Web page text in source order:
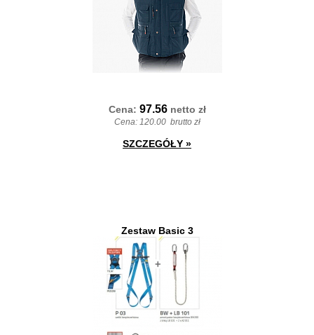
Cena: 97.56 netto zł
Cena: 120.00 brutto zł
SZCZEGÓŁY »
Zestaw Basic 3